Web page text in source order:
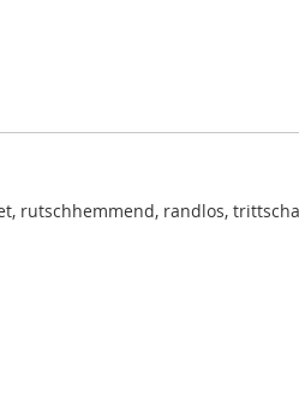
rutschhemmend, randlos,